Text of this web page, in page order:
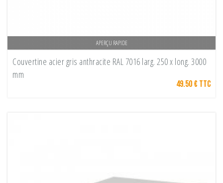
APERÇU RAPIDE
Couvertine acier gris anthracite RAL 7016 larg. 250 x long. 3000
mm
49.50 € TTC